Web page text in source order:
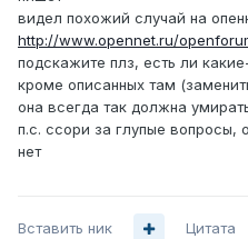
видел похожий случай на
http://www.opennet.ru/
подскажите плз, есть ли
кроме описанных там
она всегда так должна
п.с. ссори за глупые вопросы,
нет
Вставить ник Цитата